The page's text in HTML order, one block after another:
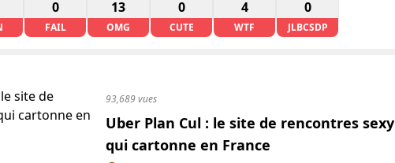
0
FAIL
13
OMG
0
CUTE
4
WTF
0
JLBCSDP
93,689 vues
Uber Plan Cul : le site de rencontres sexy
qui cartonne en France